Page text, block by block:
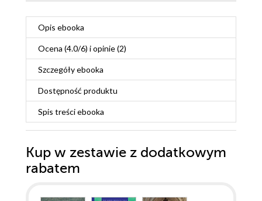
Opis ebooka
Ocena (4.0/6) i opinie (2)
Szczegółyebooka
Dostępność produktu
Spis treściebooka
Kup w zestawie z dodatkowym
rabatem